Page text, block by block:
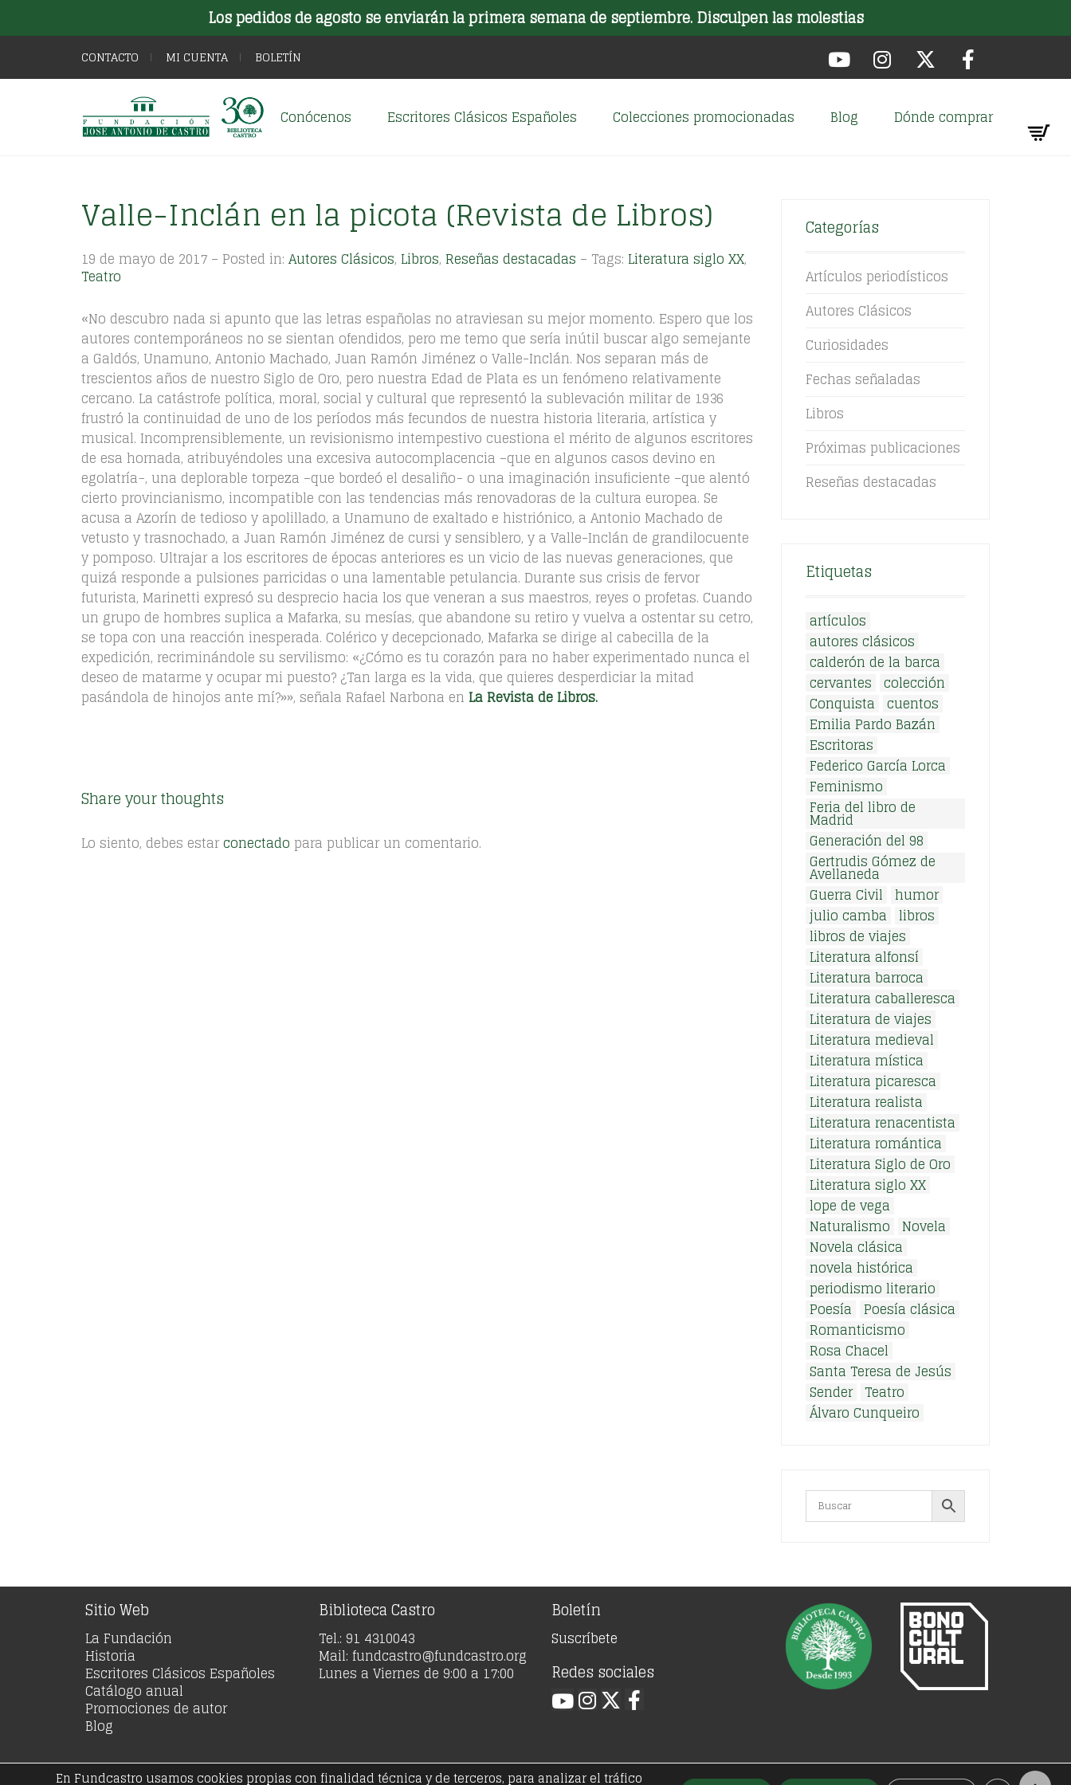
Los pedidos de agosto se enviarán la primera semana de septiembre. Disculpen las molestias
CONTACTO MI CUENTA BOLETÍN
Conócenos Escritores Clásicos Españoles Colecciones promocionadas Blog Dónde comprar
Valle-Inclán en la picota (Revista de Libros)
19 de mayo de 2017 – Posted in: Autores Clásicos, Libros, Reseñas destacadas – Tags: Literatura siglo XX,
Teatro
«No descubro nada si apunto que las letras españolas no atraviesan su mejor momento. Espero que los
autores contemporáneos no se sientan ofendidos, pero me temo que sería inútil buscar algo semejante
a Galdós, Unamuno, Antonio Machado, Juan Ramón Jiménez o Valle-Inclán. Nos separan más de
trescientos años de nuestro Siglo de Oro, pero nuestra Edad de Plata es un fenómeno relativamente
cercano. La catástrofe política, moral, social y cultural que representó la sublevación militar de 1936
frustró la continuidad de uno de los períodos más fecundos de nuestra historia literaria, artística y
musical. Incomprensiblemente, un revisionismo intempestivo cuestiona el mérito de algunos escritores
de esa hornada, atribuyéndoles una excesiva autocomplacencia –que en algunos casos devino en
egolatría−, una deplorable torpeza –que bordeó el desaliño− o una imaginación insuficiente –que alentó
cierto provincianismo, incompatible con las tendencias más renovadoras de la cultura europea. Se
acusa a Azorín de tedioso y apolillado, a Unamuno de exaltado e histriónico, a Antonio Machado de
vetusto y trasnochado, a Juan Ramón Jiménez de cursi y sensiblero, y a Valle-Inclán de grandilocuente
y pomposo. Ultrajar a los escritores de épocas anteriores es un vicio de las nuevas generaciones, que
quizá responde a pulsiones parricidas o una lamentable petulancia. Durante sus crisis de fervor
futurista, Marinetti expresó su desprecio hacia los que veneran a sus maestros, reyes o profetas. Cuando
un grupo de hombres suplica a Mafarka, su mesías, que abandone su retiro y vuelva a ostentar su cetro,
se topa con una reacción inesperada. Colérico y decepcionado, Mafarka se dirige al cabecilla de la
expedición, recriminándole su servilismo: «¿Cómo es tu corazón para no haber experimentado nunca el
deseo de matarme y ocupar mi puesto? ¿Tan larga es la vida, que quieres desperdiciar la mitad
pasándola de hinojos ante mí?»», señala Rafael Narbona en La Revista de Libros.
Share your thoughts
Lo siento, debes estarconectado para publicar un comentario.
Categorías
Artículos periodísticos
Autores Clásicos
Curiosidades
Fechas señaladas
Libros
Próximas publicaciones
Reseñas destacadas
Etiquetas
artículos
autores clásicos
calderón de la barca
cervantes colección
Conquista cuentos
Emilia Pardo Bazán
Escritoras
Federico García Lorca
Feminismo
Feria del libro de
Madrid
Generación del 98
Gertrudis Gómez de
Avellaneda
Guerra Civil humor
julio camba libros
libros de viajes
Literatura alfonsí
Literatura barroca
Literatura caballeresca
Literatura de viajes
Literatura medieval
Literatura mística
Literatura picaresca
Literatura realista
Literatura renacentista
Literatura romántica
Literatura Siglo de Oro
Literatura siglo XX
lope de vega
Naturalismo
Novela
Novela clásica
novela histórica
periodismo literario
Poesía
Poesía clásica
Romanticismo
Rosa Chacel
Santa Teresa de Jesús
Sender Teatro
Álvaro Cunqueiro
Sitio Web
La Fundación
Historia
Escritores Clásicos Españoles
Catálogo anual
Promociones de autor
Blog
Biblioteca Castro
Tel.: 91 4310043
Mail: fundcastro@fundcastro.org
Lunes a Viernes de 9:00 a 17:00
Boletín
Suscríbete
Redes sociales
En Fundcastro usamos cookies propias con finalidad técnica y de terceros, para analizar el tráfico